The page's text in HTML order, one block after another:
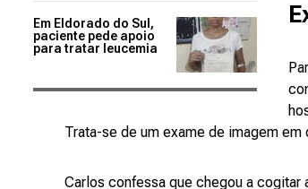
Em Eldorado do Sul,
paciente pede apoio
para tratar leucemia
Trata-se de um exame de imagem
Carlos confessa que chegou a